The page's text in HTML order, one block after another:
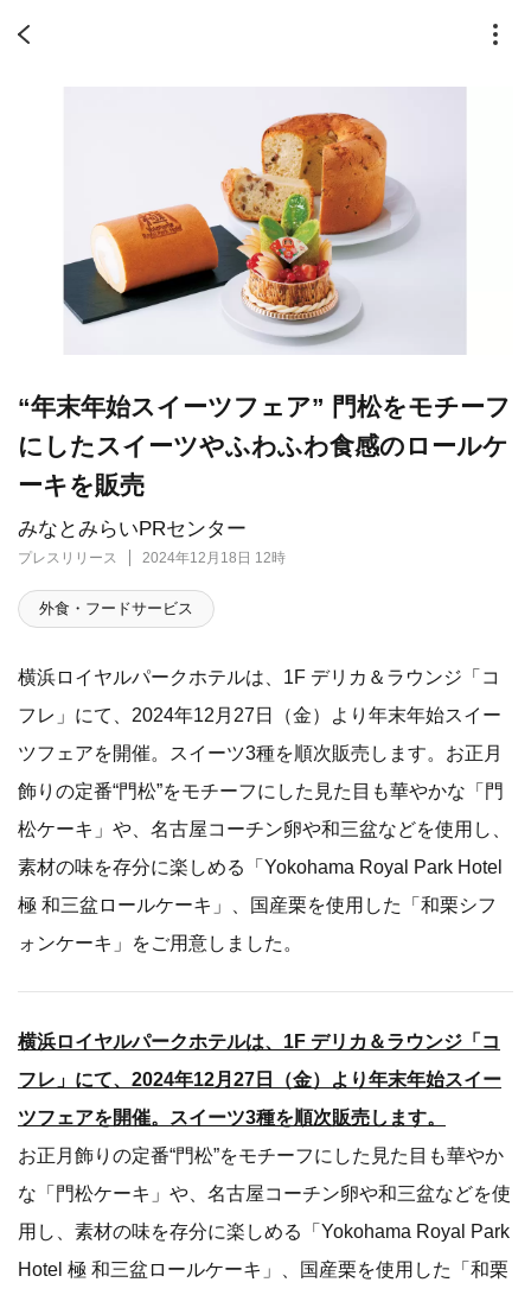
みなとみらいPRセンター
プレスリリース 2024年12月18日 12時
“年末年始スイーツフェア” 門松をモチーフ
にしたスイーツやふわふわ食感のロールケ
ーキを販売
外食・フードサービス
横浜ロイヤルパークホテルは、1F デリカ＆ラウンジ「コ
フレ」にて、2024年12月27日（金）より年末年始スイー
ツフェアを開催。スイーツ3種を順次販売します。お正月
飾りの定番“門松”をモチーフにした見た目も華やかな「門
松ケーキ」や、名古屋コーチン卵や和三盆などを使用し、
素材の味を存分に楽しめる「Yokohama Royal Park Hotel
極 和三盆ロールケーキ」、国産栗を使用した「和栗シフ
ォンケーキ」をご用意しました。
横浜ロイヤルパークホテルは、1F デリカ＆ラウンジ「コ
フレ」にて、2024年12月27日（金）より年末年始スイー
ツフェアを開催。スイーツ3種を順次販売します。
お正月飾りの定番“門松”をモチーフにした見た目も華やか
な「門松ケーキ」や、名古屋コーチン卵や和三盆などを使
用し、素材の味を存分に楽しめる「Yokohama Royal Park
Hotel 極 和三盆ロールケーキ」、国産栗を使用した「和栗